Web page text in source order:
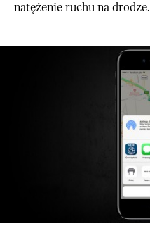
natężenie ruchu na drodze.